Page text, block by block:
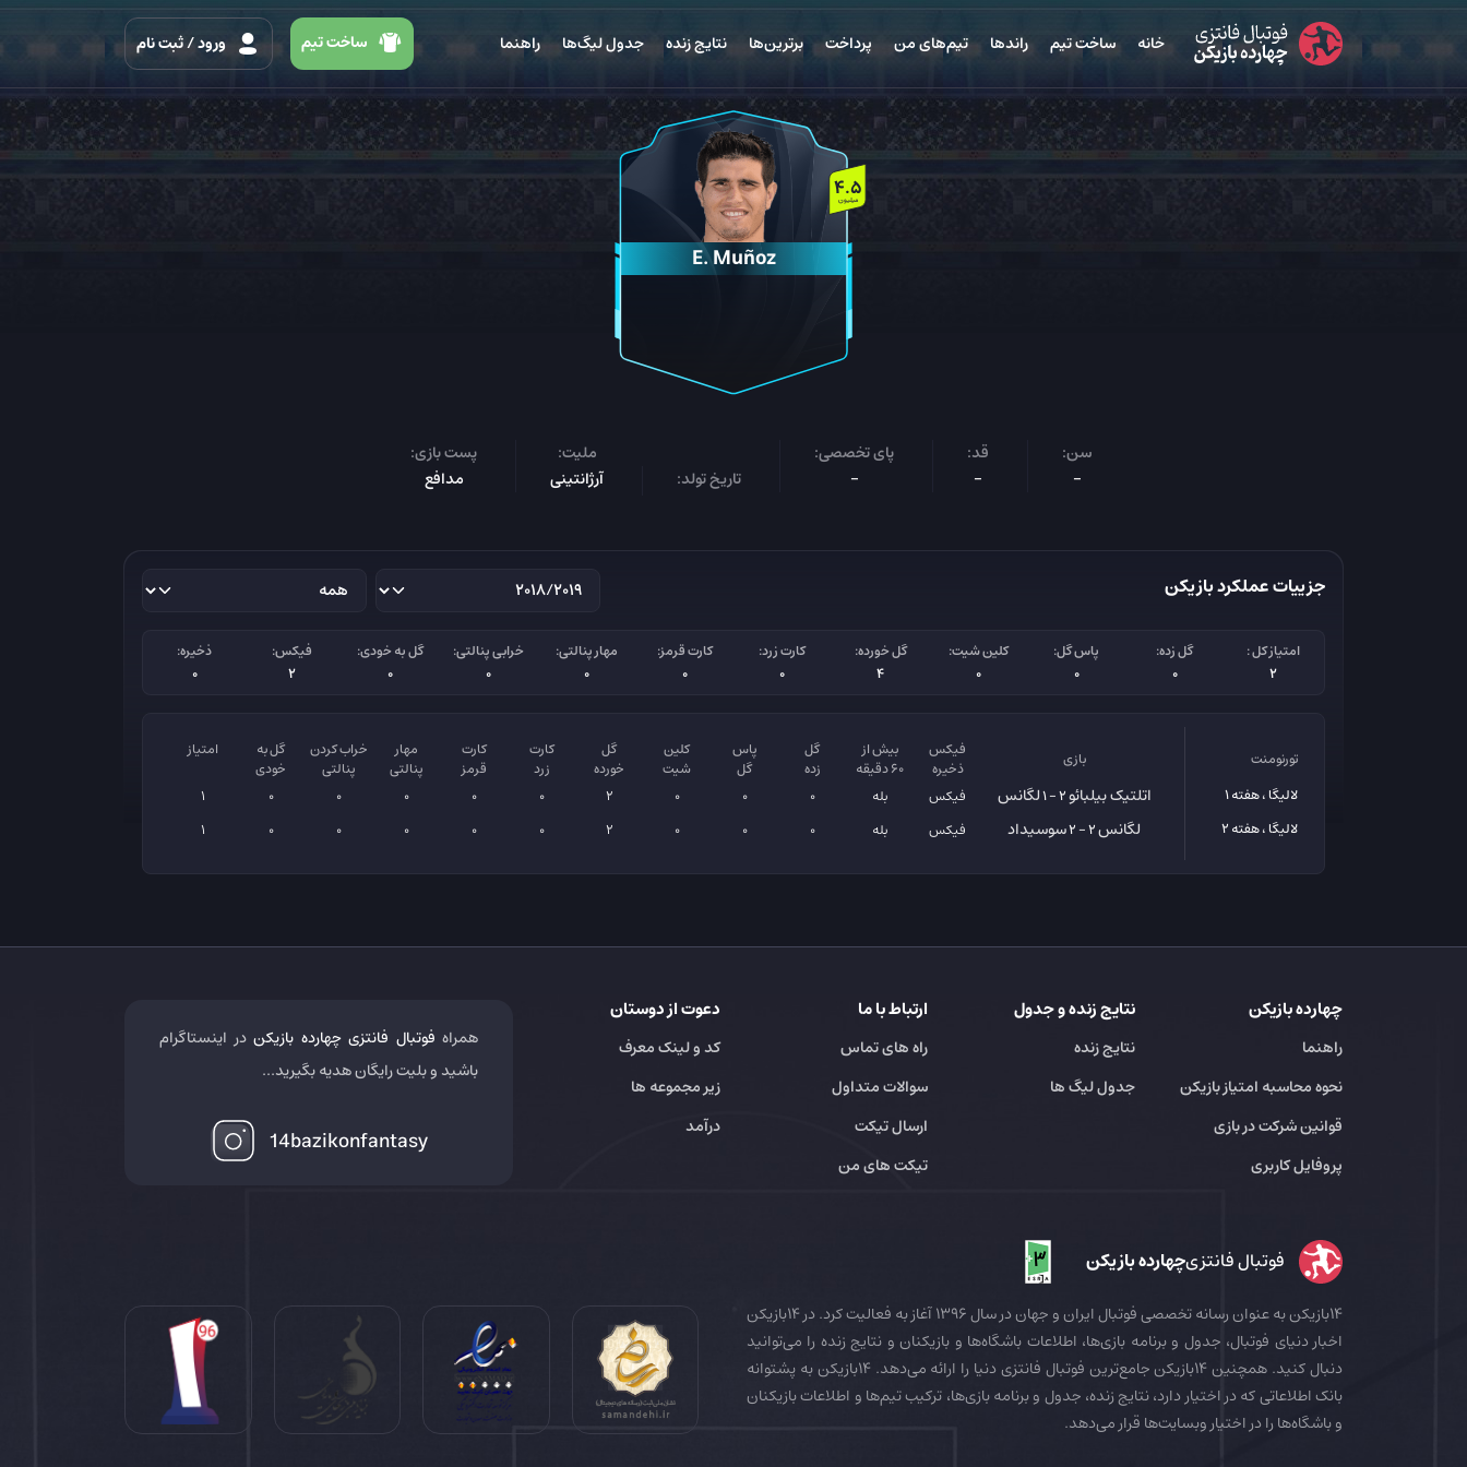
خانه ساخت تیم راندها تیم‌های من پرداخت برترین‌ها نتایج زنده جدول لیگ‌ها راهنما ساخت تیم ورود/ ثبت نام
E. Muñoz
4.5
میلیون
سن:
-
قد:
-
پای تخصصی:
-
تاریخ تولد:
ملیت:
آرژانتینی
پست بازی:
مدافع
جزییات عملکرد بازیکن
امتیاز کل :
2
گل زده:
0
پاس گل:
0
کلین شیت:
0
گل خورده:
4
کارت زرد:
0
کارت قرمز:
0
مهار پنالتی:
0
خرابی پنالتی:
0
گل به خودی:
0
فیکس:
2
ذخیره:
0
تورنومنت بازی
فیکس
ذخیره
بیش از
۶۰ دقیقه
گل
زده
پاس
گل
کلین
شیت
گل
خورده
کارت
زرد
کارت
قرمز
مهار
پنالتی
خراب کردن
پنالتی
گل به
خودی
امتیاز
لالیگا ، هفته 1
اتلتیک بیلبائو2 - 1 لگانس فیکس بله 0
0
0
2
0
0
0
0
0
1
لالیگا ، هفته 2
لگانس2 - 2 سوسیداد فیکس بله 0
0
0
2
0
0
0
0
0
1
چهارده بازیکن
راهنما
نحوه محاسبه امتیاز بازیکن
قوانین شرکت در بازی
پروفایل کاربری
نتایج زنده و جدول
نتایج زنده
جدول لیگ ها
ارتباط با ما
راه های تماس
سوالات متداول
ارسال تیکت
تیکت های من
دعوت از دوستان
کد و لینک معرف
زیر مجموعه ها
درآمد
همراه فوتبال فانتزی چهارده بازیکن در اینستاگرام
باشید و بلیت رایگان هدیه بگیرید...
14bazikonfantasy
فوتبال فانتزیچهارده بازیکن
14بازیکن به عنوان رسانه تخصصی فوتبال ایران و جهان در سال 1396 آغاز به فعالیت کرد. در 14بازیکن
اخبار دنیای فوتبال، جدول و برنامه بازی‌ها، اطلاعات باشگاه‌ها و بازیکنان و نتایج زنده را می‌توانید
دنبال کنید. همچنین 14بازیکن جامع‌ترین فوتبال فانتزی دنیا را ارائه می‌دهد. 14بازیکن به پشتوانه
بانک اطلاعاتی که در اختیار دارد، نتایج زنده، جدول و برنامه بازی‌ها، ترکیب تیم‌ها و اطلاعات بازیکنان
و باشگاه‌ها را در اختیار وبسایت‌ها قرار می‌دهد.